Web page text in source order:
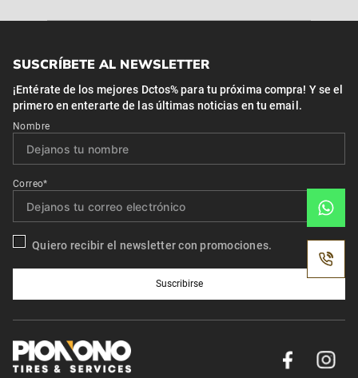
SUSCRÍBETE AL NEWSLETTER
¡Entérate de los mejores Dctos% para tu próxima compra! Y se el
primero en enterarte de las últimas noticias en tu email.
Nombre
Correo*
Quiero recibir el newsletter con promociones.
Suscribirse